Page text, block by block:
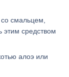
смальцем,
этим средством
алоэ или